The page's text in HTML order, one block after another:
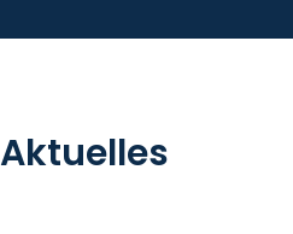
Aktuelles